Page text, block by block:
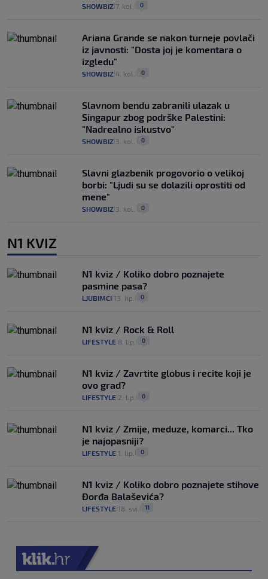
SHOWBIZ 7. kol. 0
Ariana Grande se nakon turneje povlači
iz javnosti: "Dosta joj je komentara o
izgledu"
SHOWBIZ 4. kol. 0
Slavnom bendu zabranili ulazak u
Singapur zbog podrške Palestini:
"Nadrealno iskustvo"
SHOWBIZ 3. kol. 0
Slavni glazbenik progovorio o velikoj
borbi: "Ljudi su se dolazili oprostiti od
mene"
SHOWBIZ 3. kol. 0
N1 KVIZ
N1 kviz / Koliko dobro poznajete
pasmine pasa?
LJUBIMCI 13. lip. 0
N1 kviz / Rock & Roll
LIFESTYLE 8. lip. 0
N1 kviz / Zavrtite globus i recite koji je
ovo grad?
LIFESTYLE 2. lip. 0
N1 kviz / Zmije, meduze, komarci... Tko
je najopasniji?
LIFESTYLE 1. lip. 0
N1 kviz / Koliko dobro poznajete stihove
Đorđa Balaševića?
LIFESTYLE 18. svi. 11